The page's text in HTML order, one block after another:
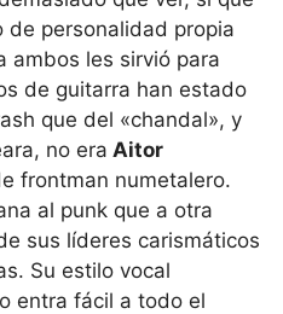
de personalidad propia
ambos les sirvió para
de guitarra han estado
que del «chandal», y
no era Aitor
frontman numetalero.
al punk que a otra
sus líderes carismáticos
Su estilo vocal
entra fácil a todo el